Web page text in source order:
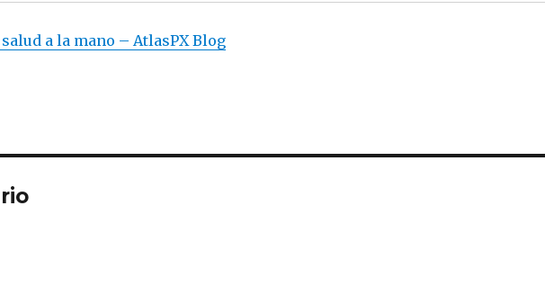
a la mano – AtlasPX Blog